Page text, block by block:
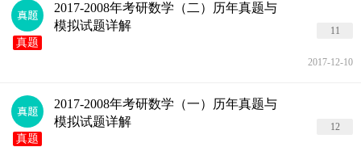
真题
2017-2008年考研数学（二）历年真题与
模拟试题详解
11
2017-12-10
真题
2017-2008年考研数学（一）历年真题与
模拟试题详解
12